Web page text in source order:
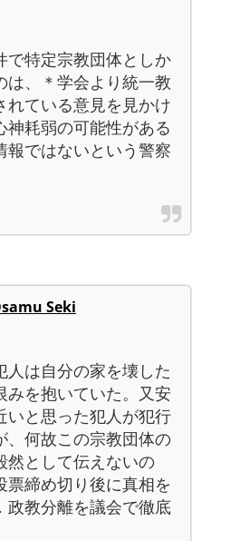
で特定宗教団体としか
は、＊学会より統一教
れている意見を見かけ
神耗弱の可能性がある
報ではないという警察
Seki
人は自分の家を壊した
みを抱いていた。又安
いと思った犯人が犯行
、何故この宗教団体の
然として伝えないの
票締め切り後に真相を
政教分離を議会で徹底